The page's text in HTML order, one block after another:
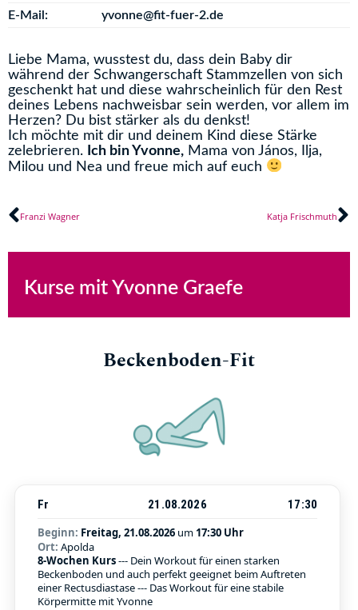
E-Mail:
yvonne@fit-fuer-2.de
Liebe Mama, wusstest du, dass dein Baby dir
während der Schwangerschaft Stammzellen von sich
geschenkt hat und diese wahrscheinlich für den Rest
deines Lebens nachweisbar sein werden, vor allem im
Herzen? Du bist stärker als du denkst!
Ich möchte mit dir und deinem Kind diese Stärke
zelebrieren. Ich bin Yvonne, Mama von János, Ilja,
Milou und Nea und freue mich auf euch
Zurück
Franzi Wagner Katja Frischmuth
Kurse mit Yvonne Graefe
Beckenboden-Fit
Fr 21.08.2026
17:30
Beginn: Freitag, 21.08.2026 um 17:30 Uhr
Ort: Apolda
8-Wochen Kurs--- Dein Workout für einen starken
Beckenboden und auch perfekt geeignet beim Auftreten
einer Rectusdiastase --- Das Workout für eine stabile
Körpermitte mit Yvonne